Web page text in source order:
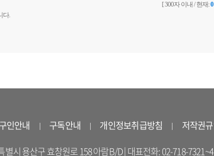
[ 300자 이내 / 현재:0
다.
구인안내 구독안내 개인정보취급방침
저작권
시 용산구 효창원로 158 아람B/D | 대표전화: 02-718-